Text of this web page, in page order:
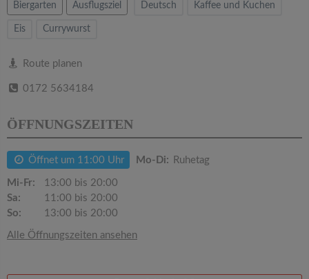
Biergarten Ausflugsziel Deutsch Kaffee und Kuchen
Eis Currywurst
Route planen
0172 5634184
ÖFFNUNGSZEITEN
Öffnet um 11:00 Uhr Mo-Di: Ruhetag
Mi-Fr:
13:00 bis 20:00
Sa:
11:00 bis 20:00
So:
13:00 bis 20:00
Alle Öffnungszeiten ansehen
v
g
a
t
o
n